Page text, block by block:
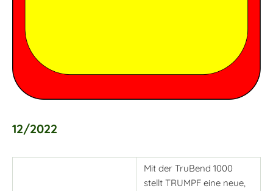
12/2022
Mit der TruBend 1000
stellt TRUMPF eine neue,